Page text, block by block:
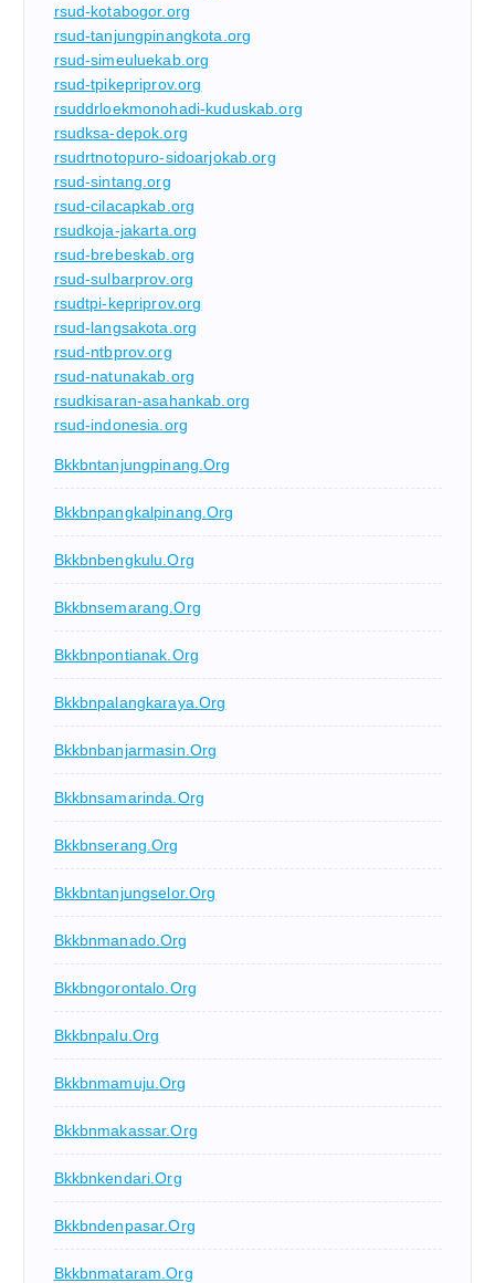
rsud-kotabogor.org
rsud-tanjungpinangkota.org
rsud-simeuluekab.org
rsud-tpikepriprov.org
rsuddrloekmonohadi-kuduskab.org
rsudksa-depok.org
rsudrtnotopuro-sidoarjokab.org
rsud-sintang.org
rsud-cilacapkab.org
rsudkoja-jakarta.org
rsud-brebeskab.org
rsud-sulbarprov.org
rsudtpi-kepriprov.org
rsud-langsakota.org
rsud-ntbprov.org
rsud-natunakab.org
rsudkisaran-asahankab.org
rsud-indonesia.org
Bkkbntanjungpinang.org
Bkkbnpangkalpinang.org
Bkkbnbengkulu.org
Bkkbnsemarang.org
Bkkbnpontianak.org
Bkkbnpalangkaraya.org
Bkkbnbanjarmasin.org
Bkkbnsamarinda.org
Bkkbnserang.org
Bkkbntanjungselor.org
Bkkbnmanado.org
Bkkbngorontalo.org
Bkkbnpalu.org
Bkkbnmamuju.org
Bkkbnmakassar.org
Bkkbnkendari.org
Bkkbndenpasar.org
Bkkbnmataram.org